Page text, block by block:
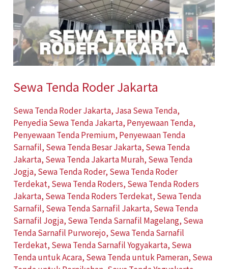
Sewa Tenda Roder Jakarta
Sewa Tenda Roder Jakarta, Jasa Sewa Tenda,
Penyedia Sewa Tenda Jakarta, Penyewaan Tenda,
Penyewaan Tenda Premium, Penyewaan Tenda
Sarnafil, Sewa Tenda Besar Jakarta, Sewa Tenda
Jakarta, Sewa Tenda Jakarta Murah, Sewa Tenda
Jogja, Sewa Tenda Roder, Sewa Tenda Roder
Terdekat, Sewa Tenda Roders, Sewa Tenda Roders
Jakarta, Sewa Tenda Roders Terdekat, Sewa Tenda
Sarnafil, Sewa Tenda Sarnafil Jakarta, Sewa Tenda
Sarnafil Jogja, Sewa Tenda Sarnafil Magelang, Sewa
Tenda Sarnafil Purworejo, Sewa Tenda Sarnafil
Terdekat, Sewa Tenda Sarnafil Yogyakarta, Sewa
Tenda untuk Acara, Sewa Tenda untuk Pameran, Sewa
Jakarta